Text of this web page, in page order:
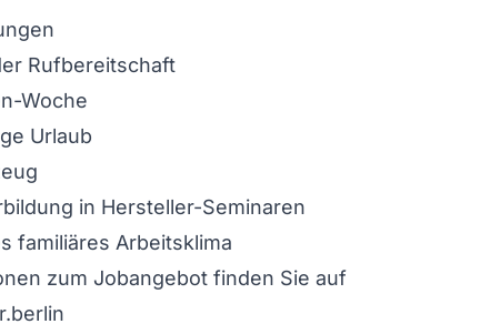
Rufbereitschaft
Woche
Urlaub
in Hersteller-Seminaren
familiäres Arbeitsklima
zum Jobangebot finden Sie auf